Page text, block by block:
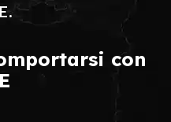
con